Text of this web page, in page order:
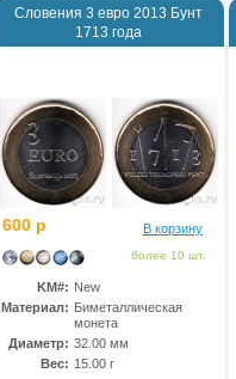
Словения 3 евро 2013 Бунт
1713 года
600 р В корзину
более 10 шт.
KM#: New
Материал: Биметаллическая
монета
Диаметр: 32.00 мм
Вес: 15.00 г